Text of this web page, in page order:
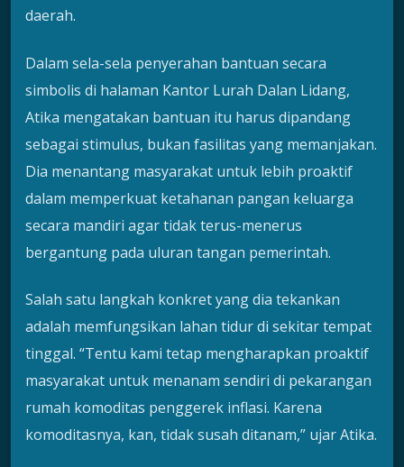
daerah.
Dalam sela-sela penyerahan bantuan secara
simbolis di halaman Kantor Lurah Dalan Lidang,
Atika mengatakan bantuan itu harus dipandang
sebagai stimulus, bukan fasilitas yang memanjakan.
Dia menantang masyarakat untuk lebih proaktif
dalam memperkuat ketahanan pangan keluarga
secara mandiri agar tidak terus-menerus
bergantung pada uluran tangan pemerintah.
Salah satu langkah konkret yang dia tekankan
adalah memfungsikan lahan tidur di sekitar tempat
tinggal. “Tentu kami tetap mengharapkan proaktif
masyarakat untuk menanam sendiri di pekarangan
rumah komoditas penggerek inflasi. Karena
komoditasnya, kan, tidak susah ditanam,” ujar Atika.